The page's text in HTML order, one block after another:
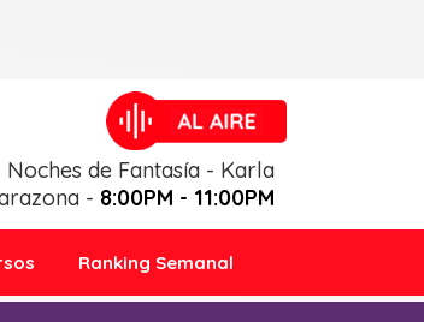
Noches de Fantasía - Karla
- 8:00PM - 11:00PM
Ranking Semanal